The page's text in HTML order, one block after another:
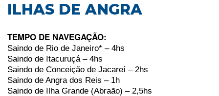
ILHAS DE ANGRA
TEMPO DE NAVEGAÇÃO:
Saindo de Rio de Janeiro* – 4hs
Saindo de Itacuruçá – 4hs
Saindo de Conceição de Jacareí – 2hs
Saindo de Angra dos Reis – 1h
Saindo de Ilha Grande (Abraão) – 2,5hs